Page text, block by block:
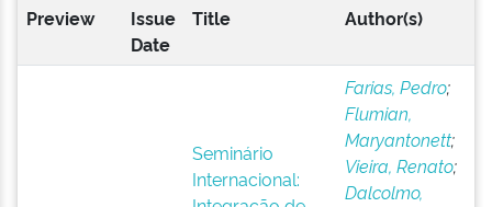
Preview
Issue
Date
Title Author(s)
Seminário
Internacional:
Farias, Pedro;
Flumian,
Maryantonett;
Vieira, Renato;
Dalcolmo,